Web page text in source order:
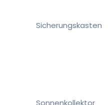
Sicherungskasten
Sonnenkollektor